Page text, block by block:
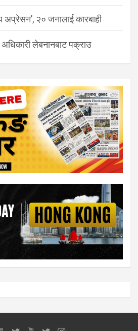
अप्रेसन’, २० जनालाई कारबाही
लेबनानबाट पक्राउ